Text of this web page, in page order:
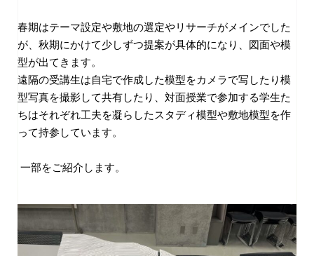
春期はテーマ設定や敷地の選定やリサーチがメインでした
が、秋期にかけて少しずつ提案が具体的になり、図面や模
型が出てきます。
遠隔の受講生は自宅で作成した模型をカメラで写したり模
型写真を撮影して共有したり、対面授業で参加する学生た
ちはそれぞれ工夫を凝らしたスタディ模型や敷地模型を作
って持参しています。
一部をご紹介します。